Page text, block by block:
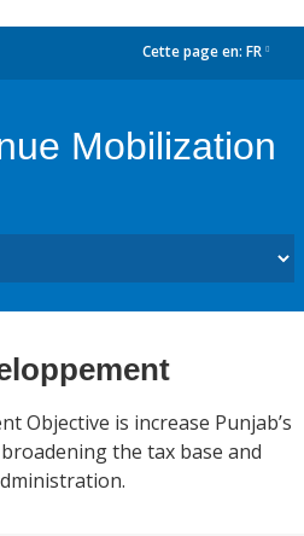
Cette page en: FR
Mobilization
Objective is increase Punjab’s
the tax base and